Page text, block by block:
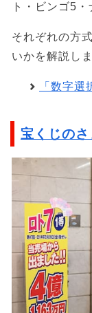
ト・ビンゴ5・
それぞれの方
いかを解説しま
「数字
宝くじの